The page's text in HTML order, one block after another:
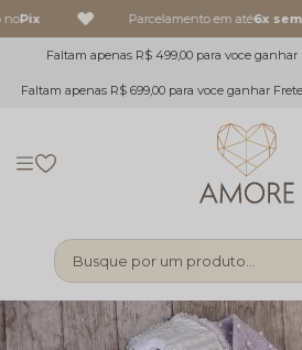
Pix Parcelamento em até6x sem
Faltam apenas R$ 499,00 para voce
Faltam apenas R$ 699,00 para voce ganhar
Busque por um produto...